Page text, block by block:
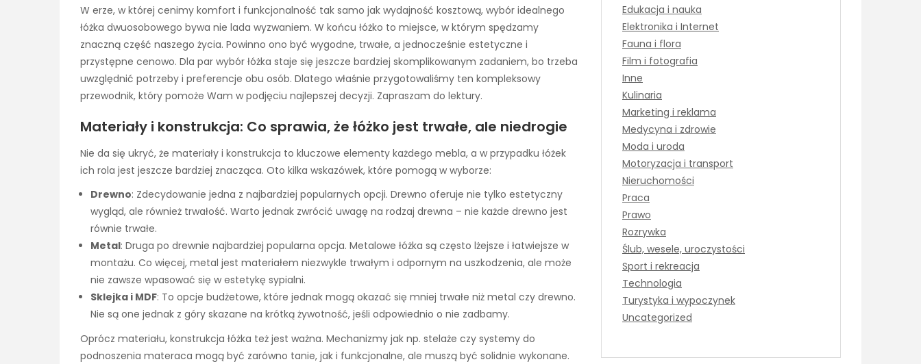
W erze, w której cenimy komfort i funkcjonalność tak samo jak wydajność kosztową, wybór idealnego
łóżka dwuosobowego bywa nie lada wyzwaniem. W końcu łóżko to miejsce, w którym spędzamy
znaczną część naszego życia. Powinno ono być wygodne, trwałe, a jednocześnie estetyczne i
przystępne cenowo. Dla par wybór łóżka staje się jeszcze bardziej skomplikowanym zadaniem, bo trzeba
uwzględnić potrzeby i preferencje obu osób. Dlatego właśnie przygotowaliśmy ten kompleksowy
przewodnik, który pomoże Wam w podjęciu najlepszej decyzji. Zapraszam do lektury.
Materiały i konstrukcja: Co sprawia, że łóżko jest trwałe, ale niedrogie
Nie da się ukryć, że materiały i konstrukcja to kluczowe elementy każdego mebla, a w przypadku łóżek
ich rola jest jeszcze bardziej znacząca. Oto kilka wskazówek, które pomogą w wyborze:
Drewno: Zdecydowanie jedna z najbardziej popularnych opcji. Drewno oferuje nie tylko estetyczny
wygląd, ale również trwałość. Warto jednak zwrócić uwagę na rodzaj drewna – nie każde drewno jest
równie trwałe.
Metal: Druga po drewnie najbardziej popularna opcja. Metalowe łóżka są często lżejsze i łatwiejsze w
montażu. Co więcej, metal jest materiałem niezwykle trwałym i odpornym na uszkodzenia, ale może
nie zawsze wpasować się w estetykę sypialni.
Sklejka i MDF: To opcje budżetowe, które jednak mogą okazać się mniej trwałe niż metal czy drewno.
Nie są one jednak z góry skazane na krótką żywotność, jeśli odpowiednio o nie zadbamy.
Oprócz materiału, konstrukcja łóżka też jest ważna. Mechanizmy jak np. stelaże czy systemy do
podnoszenia materaca mogą być zarówno tanie, jak i funkcjonalne, ale muszą być solidnie wykonane.
Edukacja i nauka
Elektronika i Internet
Fauna i flora
Film i fotografia
Inne
Kulinaria
Marketing i reklama
Medycyna i zdrowie
Moda i uroda
Motoryzacja i transport
Nieruchomości
Praca
Prawo
Rozrywka
Ślub, wesele, uroczystości
Sport i rekreacja
Technologia
Turystyka i wypoczynek
Uncategorized